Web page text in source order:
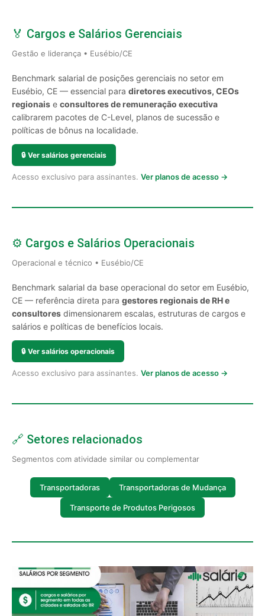
🏅 Cargos e Salários Gerenciais
Gestão e liderança • Eusébio/CE
Benchmark salarial de posições gerenciais no setor em
Eusébio, CE — essencial para diretores executivos, CEOs
regionais e consultores de remuneração executiva
calibrarem pacotes de C-Level, planos de sucessão e
políticas de bônus na localidade.
🔒 Ver salários gerenciais
Acesso exclusivo para assinantes. Ver planos de acesso →
⚙️ Cargos e Salários Operacionais
Operacional e técnico • Eusébio/CE
Benchmark salarial da base operacional do setor em Eusébio,
CE — referência direta para gestores regionais de RH e
consultores dimensionarem escalas, estruturas de cargos e
salários e políticas de benefícios locais.
🔒 Ver salários operacionais
Acesso exclusivo para assinantes. Ver planos de acesso →
🔗 Setores relacionados
Segmentos com atividade similar ou complementar
Transportadoras Transportadoras de Mudança
Transporte de Produtos Perigosos